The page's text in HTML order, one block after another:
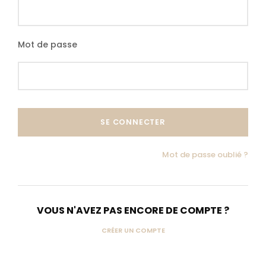
Mot de passe
Mot de passe oublié ?
VOUS N'AVEZ PAS ENCORE DE COMPTE ?
CRÉER UN COMPTE
2 510 €
Programme détaillé
Qui sommes-nous ?